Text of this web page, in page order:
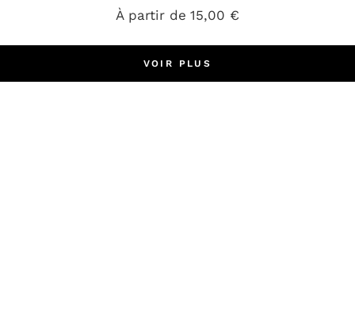
À partir de 15,00 €
VOIR PLUS